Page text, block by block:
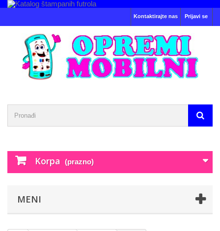
Prijavi se
Kontaktirajte nas
Korpa (prazno)
MENI